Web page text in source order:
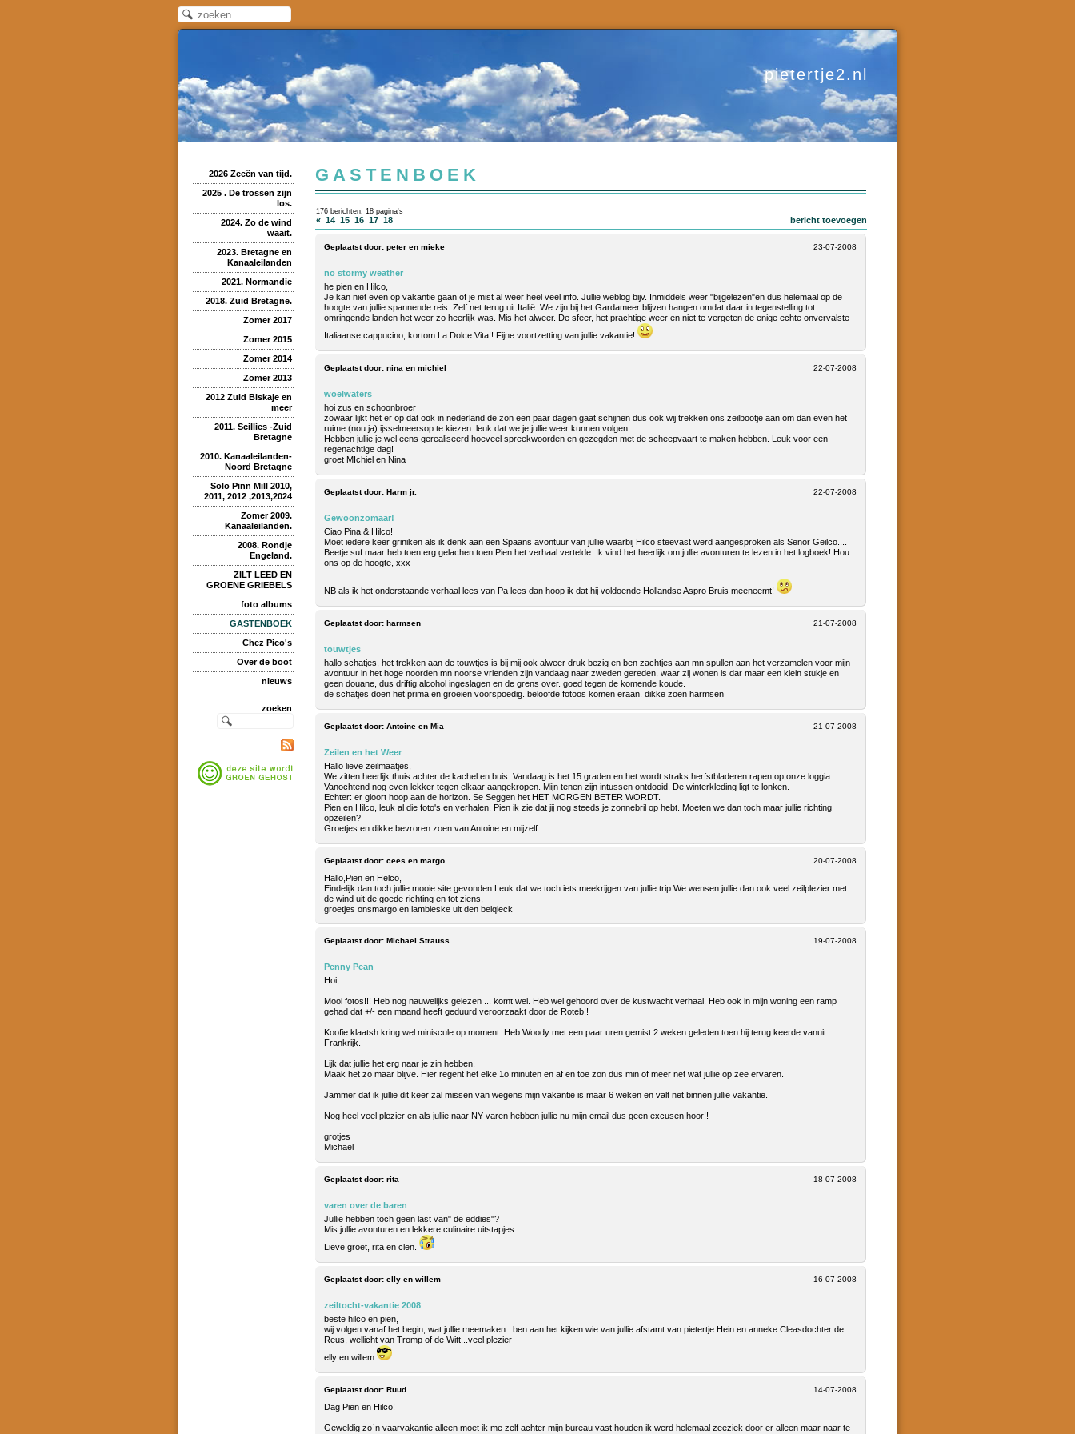
pietertje2.nl
2026 Zeeën van tijd.
2025 . De trossen zijn
los.
2024. Zo de wind
waait.
2023. Bretagne en
Kanaaleilanden
2021. Normandie
2018. Zuid Bretagne.
Zomer 2017
Zomer 2015
Zomer 2014
Zomer 2013
2012 Zuid Biskaje en
meer
2011. Scillies -Zuid
Bretagne
2010. Kanaaleilanden-
Noord Bretagne
Solo Pinn Mill 2010,
2011, 2012 ,2013,2024
Zomer 2009.
Kanaaleilanden.
2008. Rondje
Engeland.
ZILT LEED EN
GROENE GRIEBELS
foto albums
GASTENBOEK
Chez Pico's
Over de boot
nieuws
zoeken
GASTENBOEK
176 berichten, 18 pagina's
bericht toevoegen
« 14 15 16 17 18
23-07-2008
Geplaatst door: peter en mieke
no stormy weather
he pien en Hilco,
Je kan niet even op vakantie gaan of je mist al weer heel veel info. Jullie weblog bijv. Inmiddels weer "bijgelezen"en dus helemaal op de
hoogte van jullie spannende reis. Zelf net terug uit Italië. We zijn bij het Gardameer blijven hangen omdat daar in tegenstelling tot
omringende landen het weer zo heerlijk was. Mis het alweer. De sfeer, het prachtige weer en niet te vergeten de enige echte onvervalste
Italiaanse cappucino, kortom La Dolce Vita!! Fijne voortzetting van jullie vakantie!
22-07-2008
Geplaatst door: nina en michiel
woelwaters
hoi zus en schoonbroer
zowaar lijkt het er op dat ook in nederland de zon een paar dagen gaat schijnen dus ook wij trekken ons zeilbootje aan om dan even het
ruime (nou ja) ijsselmeersop te kiezen. leuk dat we je jullie weer kunnen volgen.
Hebben jullie je wel eens gerealiseerd hoeveel spreekwoorden en gezegden met de scheepvaart te maken hebben. Leuk voor een
regenachtige dag!
groet MIchiel en Nina
22-07-2008
Geplaatst door: Harm jr.
Gewoonzomaar!
Ciao Pina & Hilco!
Moet iedere keer griniken als ik denk aan een Spaans avontuur van jullie waarbij Hilco steevast werd aangesproken als Senor Geilco....
Beetje suf maar heb toen erg gelachen toen Pien het verhaal vertelde. Ik vind het heerlijk om jullie avonturen te lezen in het logboek! Hou
ons op de hoogte, xxx
NB als ik het onderstaande verhaal lees van Pa lees dan hoop ik dat hij voldoende Hollandse Aspro Bruis meeneemt!
21-07-2008
Geplaatst door: harmsen
touwtjes
hallo schatjes, het trekken aan de touwtjes is bij mij ook alweer druk bezig en ben zachtjes aan mn spullen aan het verzamelen voor mijn
avontuur in het hoge noorden mn noorse vrienden zijn vandaag naar zweden gereden, waar zij wonen is dar maar een klein stukje en
geen douane, dus driftig alcohol ingeslagen en de grens over. goed tegen de komende koude.
de schatjes doen het prima en groeien voorspoedig. beloofde fotoos komen eraan. dikke zoen harmsen
21-07-2008
Geplaatst door: Antoine en Mia
Zeilen en het Weer
Hallo lieve zeilmaatjes,
We zitten heerlijk thuis achter de kachel en buis. Vandaag is het 15 graden en het wordt straks herfstbladeren rapen op onze loggia.
Vanochtend nog even lekker tegen elkaar aangekropen. Mijn tenen zijn intussen ontdooid. De winterkleding ligt te lonken.
Echter: er gloort hoop aan de horizon. Se Seggen het HET MORGEN BETER WORDT.
Pien en Hilco, leuk al die foto's en verhalen. Pien ik zie dat jij nog steeds je zonnebril op hebt. Moeten we dan toch maar jullie richting
opzeilen?
Groetjes en dikke bevroren zoen van Antoine en mijzelf
20-07-2008
Geplaatst door: cees en margo
Hallo,Pien en Helco,
Eindelijk dan toch jullie mooie site gevonden.Leuk dat we toch iets meekrijgen van jullie trip.We wensen jullie dan ook veel zeilplezier met
de wind uit de goede richting en tot ziens,
groetjes onsmargo en lambieske uit den belqieck
19-07-2008
Geplaatst door: Michael Strauss
Penny Pean
Hoi,
Mooi fotos!!! Heb nog nauwelijks gelezen ... komt wel. Heb wel gehoord over de kustwacht verhaal. Heb ook in mijn woning een ramp
gehad dat +/- een maand heeft geduurd veroorzaakt door de Roteb!!
Koofie klaatsh kring wel miniscule op moment. Heb Woody met een paar uren gemist 2 weken geleden toen hij terug keerde vanuit
Frankrijk.
Lijk dat jullie het erg naar je zin hebben.
Maak het zo maar blijve. Hier regent het elke 1o minuten en af en toe zon dus min of meer net wat jullie op zee ervaren.
Jammer dat ik jullie dit keer zal missen van wegens mijn vakantie is maar 6 weken en valt net binnen jullie vakantie.
Nog heel veel plezier en als jullie naar NY varen hebben jullie nu mijn email dus geen excusen hoor!!
grotjes
Michael
18-07-2008
Geplaatst door: rita
varen over de baren
Jullie hebben toch geen last van" de eddies"?
Mis jullie avonturen en lekkere culinaire uitstapjes.
Lieve groet, rita en clen.
16-07-2008
Geplaatst door: elly en willem
zeiltocht-vakantie 2008
beste hilco en pien,
wij volgen vanaf het begin, wat jullie meemaken...ben aan het kijken wie van jullie afstamt van pietertje Hein en anneke Cleasdochter de
Reus, wellicht van Tromp of de Witt...veel plezier
elly en willem
14-07-2008
Geplaatst door: Ruud
Dag Pien en Hilco!
Geweldig zo`n vaarvakantie alleen moet ik me zelf achter mijn bureau vast houden ik werd helemaal zeeziek door er alleen maar naar te